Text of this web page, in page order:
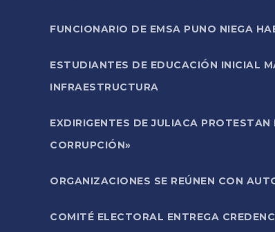
FUNCIONARIO DE EMSA PUNO NIEGA
ESTUDIANTES DE EDUCACIÓN INICIAL
INFRAESTRUCTURA
EXDIRIGENTES DE JULIACA
CORRUPCIÓN»
ORGANIZACIONES SE REÚNEN CON
COMITÉ ELECTORAL ENTREGA